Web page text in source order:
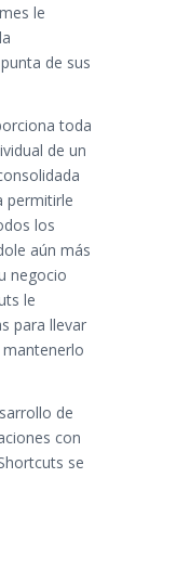
le
de sus
toda
de un
permitirle
los
aún más
negocio
le
para llevar
de
con
se